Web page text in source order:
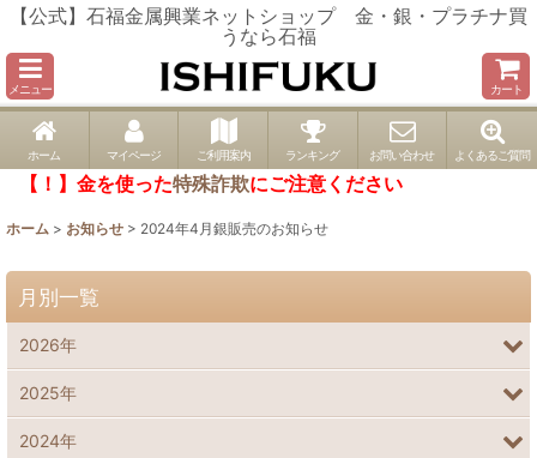
【公式】石福金属興業ネットショップ 金・銀・プラチナ買
うなら石福
メニュー カート
ホーム マイページ ご利用案内 ランキング お問い合わせ よくあるご質問
【！】金を使った特殊詐欺にご注意ください
ホーム > お知らせ > 2024年4月銀販売のお知らせ
月別一覧
2026年
2025年
2024年